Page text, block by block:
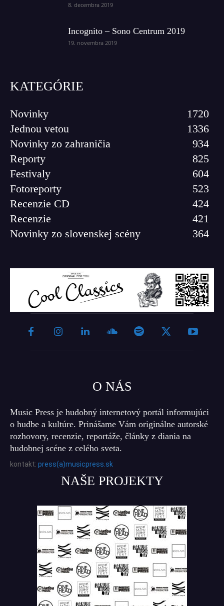
8. decembra 2019
Incognito – Sono Centrum 2019
19. novembra 2019
KATEGÓRIE
Novinky
1720
Jednou vetou
1336
Novinky zo zahraničia
934
Reporty
825
Festivaly
604
Fotoreporty
523
Recenzie CD
424
Recenzie
421
Novinky zo slovenskej scény
364
O NÁS
Music Press je hudobný internetový portál informujúci
o hudbe a kultúre. Prinášame Vám originálne autorské
rozhovory, recenzie, reportáže, články z diania na
hudobnej scéne z celého sveta.
kontakt: press(a)musicpress.sk
NAŠE PROJEKTY